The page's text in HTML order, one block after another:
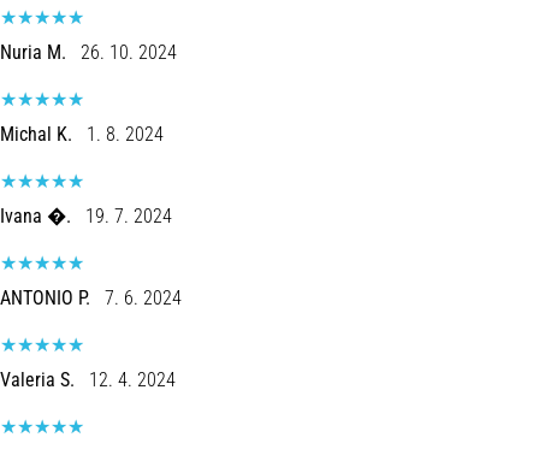
•
7 minutos lendo
Plantar:
Sintomas,
Causas
e
Tratamento
Está
sentindo
dor
aguda
calcanhar
Nuria M. 26. 10. 2024
Michal K. 1. 8. 2024
Ivana �. 19. 7. 2024
ANTONIO P. 7. 6. 2024
Valeria S. 12. 4. 2024